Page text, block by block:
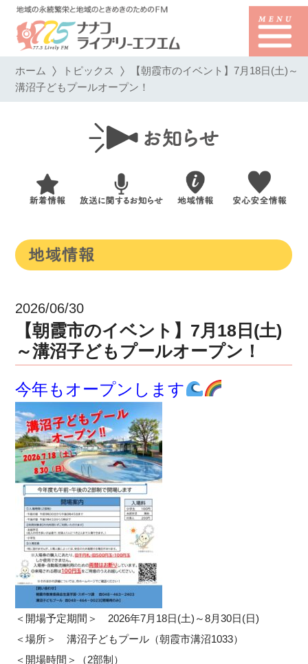
ホーム トピックス 【朝霞市のイベント】7月18日(土)～
溝沼子どもプールオープン！
2026/06/30
【朝霞市のイベント】7月18日(土)
～溝沼子どもプールオープン！
今年もオープンします
＜開場予定期間＞ 2026年7月18日(土)～8月30日(日)
＜場所＞ 溝沼子どもプール（朝霞市溝沼1033）
＜開場時間＞（2部制）